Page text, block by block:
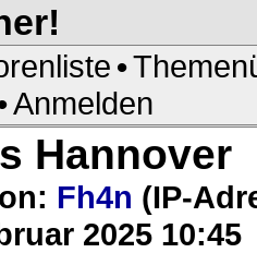
!
•
Anmelden
Hannover
Fh4n (IP-
2025 10:45